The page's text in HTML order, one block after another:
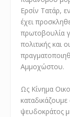
Ερσίν Τατάρ,
έχει
πρωτοβουλία
πολιτικής και
Αμμοχώστου.
Ως Κίνημα
ψευδοκράτος